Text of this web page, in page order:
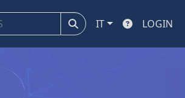
IT LOGIN